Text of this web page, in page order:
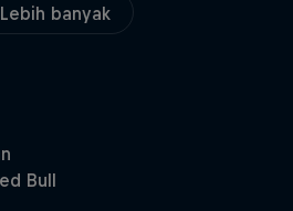
Lebih banyak